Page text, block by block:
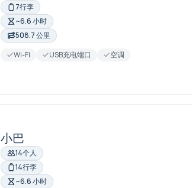
7行李
~6.6 小时
508.7 公里
Wi-Fi
USB充电端口 空调
小巴
14个人
14行李
~6.6 小时